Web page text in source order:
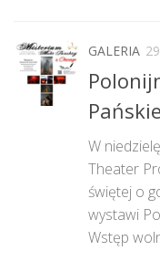
GALERIA
W
Theater
świętej o
wystawi
Wstęp